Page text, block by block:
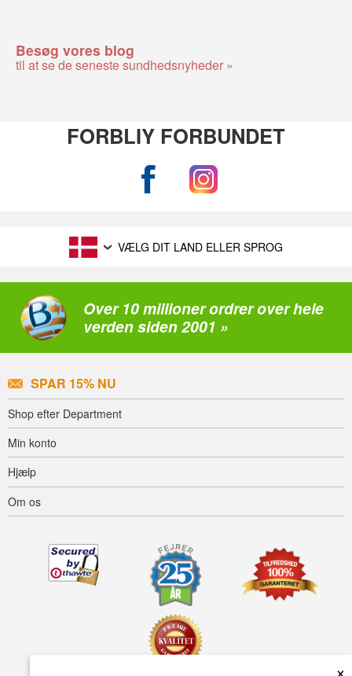
×
Besøg vores blog
til at se de seneste sundhedsnyheder »
FORBLIY FORBUNDET
VÆLG DIT LAND ELLER SPROG
Over 10 millioner ordrer over hele
verden siden 2001 »
SPAR 15% NU
Shop efter Department
Min konto
Hjælp
Om os